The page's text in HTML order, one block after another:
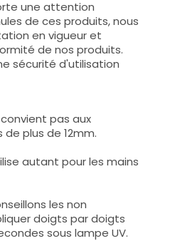
une attention
de ces produits, nous
en vigueur et
de nos produits.
sécurité d'utilisation
pas aux
plus de 12mm.
autant pour les mains
les non
doigts par doigts
sous lampe UV.